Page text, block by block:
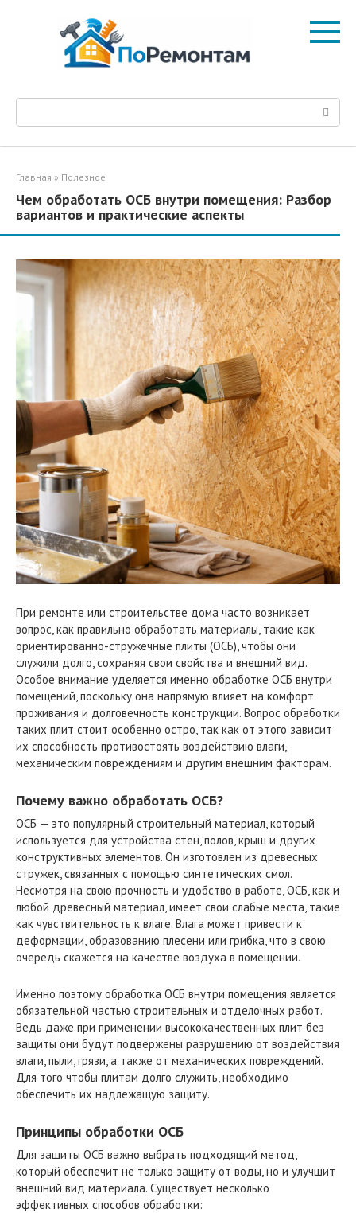
Поиск:
Главная » Полезное
Чем обработать ОСБ внутри помещения: Разбор
вариантов и практические аспекты
При ремонте или строительстве дома часто возникает
вопрос, как правильно обработать материалы, такие как
ориентированно-стружечные плиты (ОСБ), чтобы они
служили долго, сохраняя свои свойства и внешний вид.
Особое внимание уделяется именно обработке ОСБ внутри
помещений, поскольку она напрямую влияет на комфорт
проживания и долговечность конструкции. Вопрос обработки
таких плит стоит особенно остро, так как от этого зависит
их способность противостоять воздействию влаги,
механическим повреждениям и другим внешним факторам.
Почему важно обработать ОСБ?
ОСБ — это популярный строительный материал, который
используется для устройства стен, полов, крыш и других
конструктивных элементов. Он изготовлен из древесных
стружек, связанных с помощью синтетических смол.
Несмотря на свою прочность и удобство в работе, ОСБ, как и
любой древесный материал, имеет свои слабые места, такие
как чувствительность к влаге. Влага может привести к
деформации, образованию плесени или грибка, что в свою
очередь скажется на качестве воздуха в помещении.
Именно поэтому обработка ОСБ внутри помещения является
обязательной частью строительных и отделочных работ.
Ведь даже при применении высококачественных плит без
защиты они будут подвержены разрушению от воздействия
влаги, пыли, грязи, а также от механических повреждений.
Для того чтобы плитам долго служить, необходимо
обеспечить их надлежащую защиту.
Принципы обработки ОСБ
Для защиты ОСБ важно выбрать подходящий метод,
который обеспечит не только защиту от воды, но и улучшит
внешний вид материала. Существует несколько
эффективных способов обработки: